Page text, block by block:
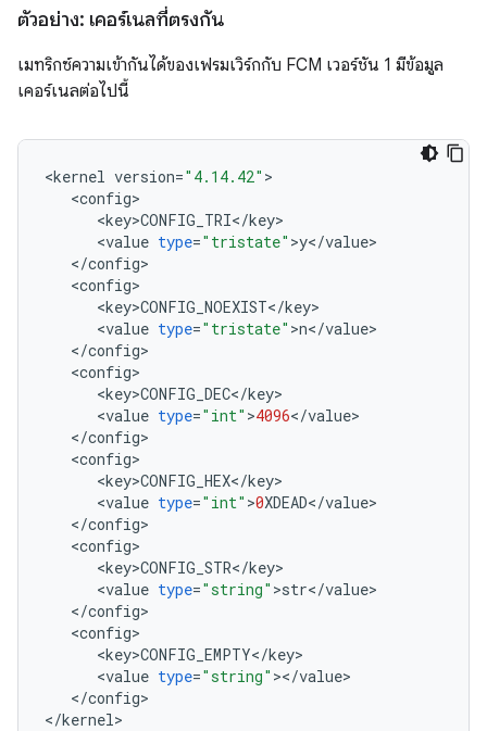
ตัวอย่าง: เคอร์เนลที่ตรงกัน
เมทริกซ์ความเข้ากันได้ของเฟรมเวิร์กกับ FCM เวอร์ชัน 1 มีข้อมูล
เคอร์เนลต่อไปนี้
<kernel version="4.14.42"
<config
<key>CONFIG_TRI</key
<value type="tristate" >y</value
</config
<config
<key>CONFIG_NOEXIST</key
<value type="tristate" >n</value
</config
<config
<key>CONFIG_DEC</key
<value type="int" >4096</value
</config
<config
<key>CONFIG_HEX</key
<value type="int" >0XDEAD</value
</config
<config
<key>CONFIG_STR</key
<value type="string" >str</value
</config
<config
<key>CONFIG_EMPTY</key
<value type="string" ></value
</config>
</kernel>